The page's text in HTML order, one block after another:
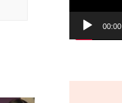
00:00